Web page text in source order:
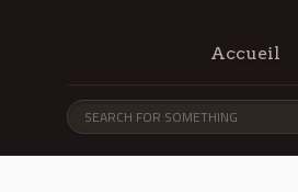
Accueil